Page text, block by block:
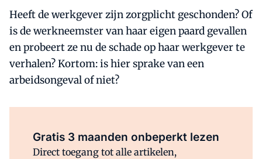
Heeft de werkgever zijn zorgplicht geschonden? Of
is de werkneemster van haar eigen paard gevallen
en probeert ze nu de schade op haar werkgever te
verhalen? Kortom: is hier sprake van een
arbeidsongeval of niet?
Gratis 3 maanden onbeperkt lezen
Direct toegang tot alle artikelen,